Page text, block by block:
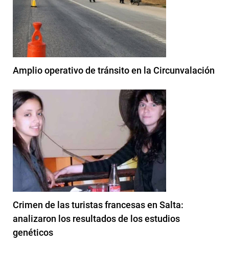
Amplio operativo de tránsito en la Circunvalación
Crimen de las turistas francesas en Salta:
analizaron los resultados de los estudios
genéticos